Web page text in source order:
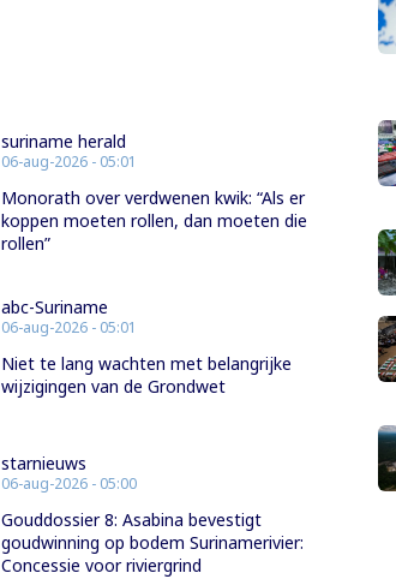
suriname herald
06-aug-2026 - 05:01
Monorath over verdwenen kwik: “Als er
koppen moeten rollen, dan moeten die
rollen”
abc-Suriname
06-aug-2026 - 05:01
Niet te lang wachten met belangrijke
wijzigingen van de Grondwet
starnieuws
06-aug-2026 - 05:00
Gouddossier 8: Asabina bevestigt
goudwinning op bodem Surinamerivier:
Concessie voor riviergrind